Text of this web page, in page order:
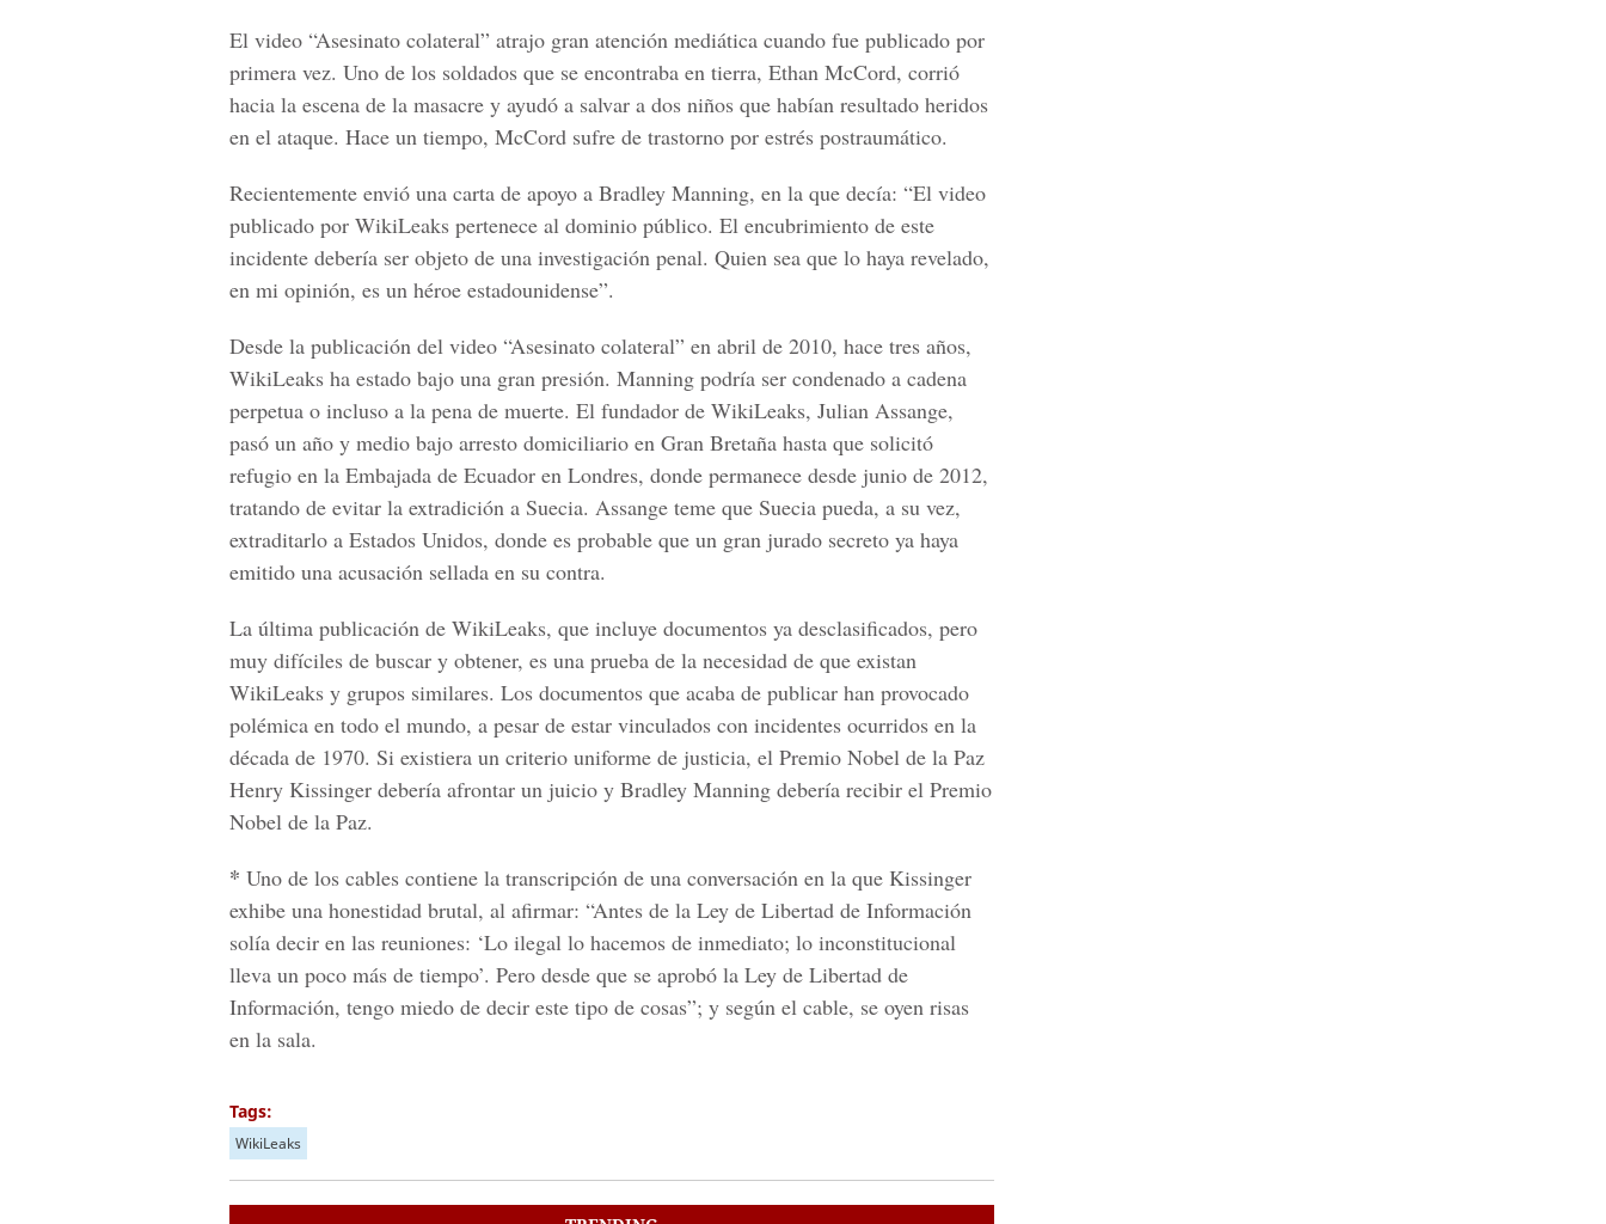
El video “Asesinato colateral” atrajo gran atención mediática cuando fue publicado por
primera vez. Uno de los soldados que se encontraba en tierra, Ethan McCord, corrió
hacia la escena de la masacre y ayudó a salvar a dos niños que habían resultado heridos
en el ataque. Hace un tiempo, McCord sufre de trastorno por estrés postraumático.
Recientemente envió una carta de apoyo a Bradley Manning, en la que decía: “El video
publicado por WikiLeaks pertenece al dominio público. El encubrimiento de este
incidente debería ser objeto de una investigación penal. Quien sea que lo haya revelado,
en mi opinión, es un héroe estadounidense”.
Desde la publicación del video “Asesinato colateral” en abril de 2010, hace tres años,
WikiLeaks ha estado bajo una gran presión. Manning podría ser condenado a cadena
perpetua o incluso a la pena de muerte. El fundador de WikiLeaks, Julian Assange,
pasó un año y medio bajo arresto domiciliario en Gran Bretaña hasta que solicitó
refugio en la Embajada de Ecuador en Londres, donde permanece desde junio de 2012,
tratando de evitar la extradición a Suecia. Assange teme que Suecia pueda, a su vez,
extraditarlo a Estados Unidos, donde es probable que un gran jurado secreto ya haya
emitido una acusación sellada en su contra.
La última publicación de WikiLeaks, que incluye documentos ya desclasificados, pero
muy difíciles de buscar y obtener, es una prueba de la necesidad de que existan
WikiLeaks y grupos similares. Los documentos que acaba de publicar han provocado
polémica en todo el mundo, a pesar de estar vinculados con incidentes ocurridos en la
década de 1970. Si existiera un criterio uniforme de justicia, el Premio Nobel de la Paz
Henry Kissinger debería afrontar un juicio y Bradley Manning debería recibir el Premio
Nobel de la Paz.
* Uno de los cables contiene la transcripción de una conversación en la que Kissinger
exhibe una honestidad brutal, al afirmar: “Antes de la Ley de Libertad de Información
solía decir en las reuniones: ‘Lo ilegal lo hacemos de inmediato; lo inconstitucional
lleva un poco más de tiempo’. Pero desde que se aprobó la Ley de Libertad de
Información, tengo miedo de decir este tipo de cosas”; y según el cable, se oyen risas
en la sala.
Tags:
WikiLeaks